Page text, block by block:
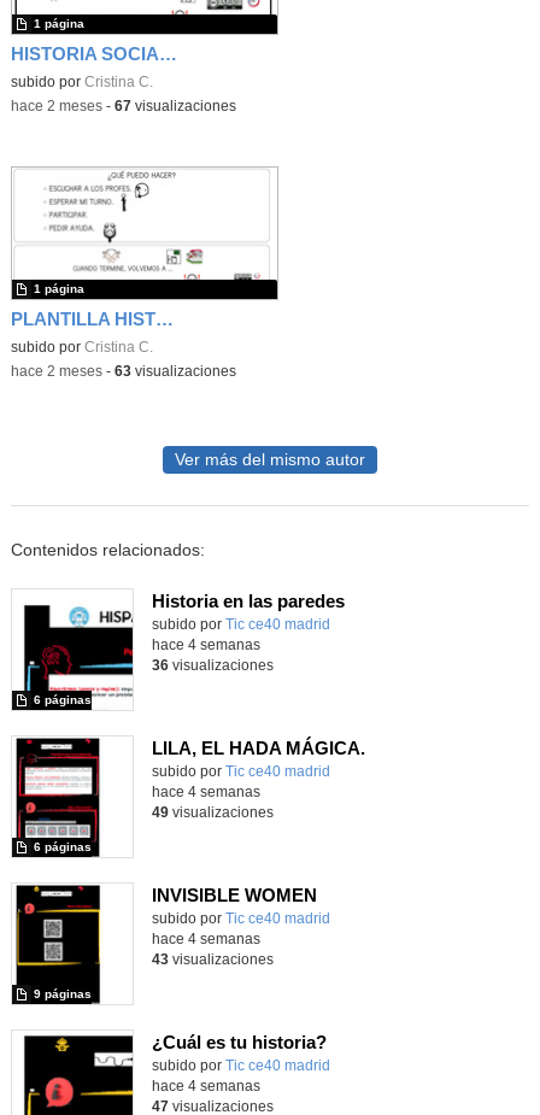
HISTORIA SOCIAL HALLOWEEN
subido por Cristina C.
1 página
-hace 2 meses- 67visualizaciones
PLANTILLA HISTORIA SOCIAL
subido por Cristina C.
1 página
-hace 2 meses- 63visualizaciones
Ver más del mismo autor
Contenidos relacionados:
Historia en las paredes
subido por Tic ce40 madrid
6 páginas
hace 4 semanas
36visualizaciones
LILA, EL HADA MÁGICA.
subido por Tic ce40 madrid
6 páginas
hace 4 semanas
49visualizaciones
INVISIBLE WOMEN
subido por Tic ce40 madrid
9 páginas
hace 4 semanas
43visualizaciones
¿Cuál es tu historia?
subido por Tic ce40 madrid
hace 4 semanas
47visualizaciones